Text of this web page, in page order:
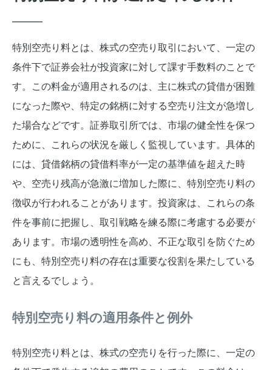
特別空売り料とは、株式の空売り取引において、一定の
条件下で証券会社が投資家に対して課す手数料のことで
す。この料金が適用されるのは、主に株式の貸借が困難
になった際や、特定の銘柄に対する空売り注文が急増し
た場合などです。証券取引所では、市場の健全性を保つ
ために、これらの状況を厳しく監視しています。具体的
には、貸借銘柄の貸借料率が一定の基準値を超えた時
や、空売り残高が急激に増加した際に、特別空売り料の
徴収が行われることがあります。投資家は、これらの条
件を事前に把握し、取引戦略を練る際に考慮する必要が
あります。市場の透明性を高め、不正な取引を防ぐため
にも、特別空売り料の存在は重要な役割を果たしている
と言えるでしょう。
特別空売り料の適用条件と例外
特別空売り料とは、株式の空売りを行った際に、一定の